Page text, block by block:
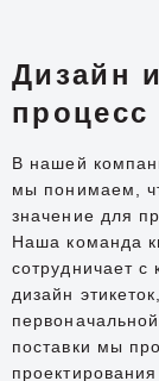
Дизайн
процесс
В нашей
мы понимаем,
значение для
Наша команда
сотрудничает с
дизайн
поставки мы